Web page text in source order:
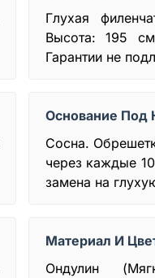
Глухая
Высота: 195
Гарантии не
Основание Под
Сосна.
через каждые
замена на
Материал И
Ондулин